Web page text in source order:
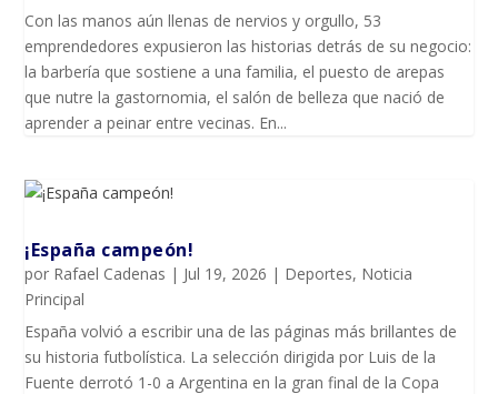
Con las manos aún llenas de nervios y orgullo, 53
emprendedores expusieron las historias detrás de su negocio:
la barbería que sostiene a una familia, el puesto de arepas
que nutre la gastornomia, el salón de belleza que nació de
aprender a peinar entre vecinas. En...
¡España campeón!
por Rafael Cadenas | Jul 19, 2026 | Deportes, Noticia
Principal
España volvió a escribir una de las páginas más brillantes de
su historia futbolística. La selección dirigida por Luis de la
Fuente derrotó 1-0 a Argentina en la gran final de la Copa